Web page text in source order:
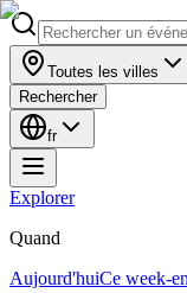
Toutes les villes
Rechercher
fr
Explorer
Quand
Aujourd'huiCe week-